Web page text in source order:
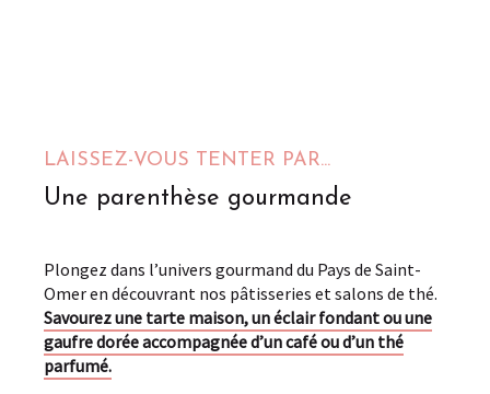
LAISSEZ-VOUS TENTER PAR...
Une parenthèse gourmande
Plongez dans l’univers gourmand du Pays de Saint-
Omer en découvrant nos pâtisseries et salons de thé.
Savourez une tarte maison, un éclair fondant ou une
gaufre dorée accompagnée d’un café ou d’un thé
parfumé.